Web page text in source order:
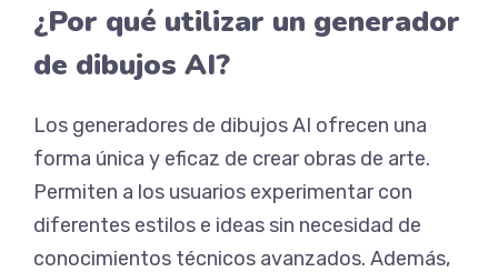
¿Por qué utilizar un generador
de dibujos AI?
Los generadores de dibujos AI ofrecen una
forma única y eficaz de crear obras de arte.
Permiten a los usuarios experimentar con
diferentes estilos e ideas sin necesidad de
conocimientos técnicos avanzados. Además,